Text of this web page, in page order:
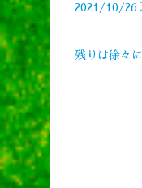
2021/10/26
残りは徐々